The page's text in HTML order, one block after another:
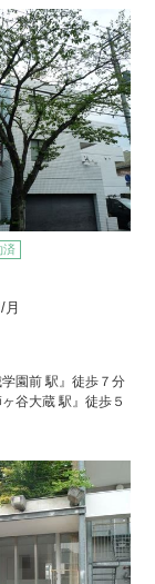
済
月
園前 駅』徒歩７分
谷大蔵 駅』徒歩５